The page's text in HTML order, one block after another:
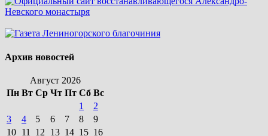
Архив новостей
Август 2026
Пн Вт Ср Чт Пт Сб Вс
1
2
3
4 5 6 7 8
9
10 11 12 13 14 15 16